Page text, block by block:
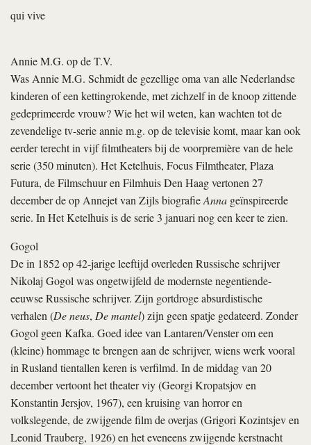
qui vive
Annie M.G. op de T.V.
Was Annie M.G. Schmidt de gezellige oma van alle Nederlandse
kinderen of een kettingrokende, met zichzelf in de knoop zittende
gedeprimeerde vrouw? Wie het wil weten, kan wachten tot de
zevendelige tv-serieannie m.g. op de televisie komt, maar kan ook
eerder terecht in vijf filmtheaters bij de voorpremière van de hele
serie (350 minuten). Het Ketelhuis, Focus Filmtheater, Plaza
Futura, de Filmschuur en Filmhuis Den Haag vertonen 27
december de op Annejet van Zijls biografieAnna geïnspireerde
serie. In Het Ketelhuis is de serie 3 januari nog een keer te zien.
Gogol
De in 1852 op 42-jarige leeftijd overleden Russische schrijver
Nikolaj Gogol was ongetwijfeld de modernste negentiende-
eeuwse Russische schrijver. Zijn gortdroge absurdistische
verhalen (De neus, De mantel) zijn geen spatje gedateerd. Zonder
Gogol geen Kafka. Goed idee van Lantaren/Venster om een
(kleine) hommage te brengen aan de schrijver, wiens werk vooral
in Rusland tientallen keren is verfilmd. In de middag van 20
december vertoont het theaterviy(Georgi Kropatsjov en
Konstantin Jersjov, 1967), een kruising van horror en
volkslegende, de zwijgende filmde overjas(Grigori Kozintsjev en
Leonid Trauberg, 1926) en het eveneens zwijgendekerstnacht